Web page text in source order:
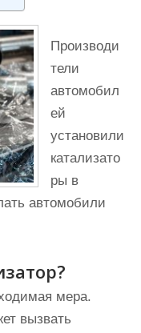
Производи
тели
автомобил
ей
установили
катализато
ры в
автомобили
мера.
вызвать